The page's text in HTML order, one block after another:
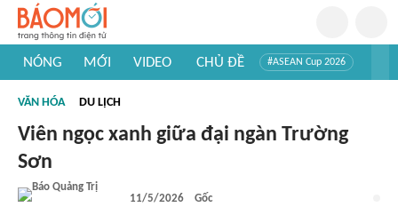
NÓNG MỚI VIDEO CHỦ ĐỀ #ASEAN Cup 2026
#Khám phá thế giới
VĂN HÓA DU LỊCH
Viên ngọc xanh giữa đại ngàn Trường
Sơn
11/5/2026 Gốc